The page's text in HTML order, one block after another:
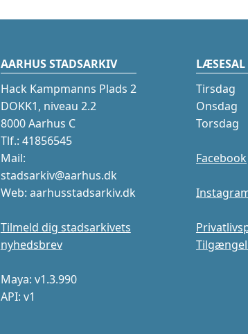
AARHUS STADSARKIV
Hack Kampmanns Plads 2
DOKK1, niveau 2.2
8000 Aarhus C
Tlf.: 41856545
Mail:
stadsarkiv@aarhus.dk
Web: aarhusstadsarkiv.dk
Tilmeld dig stadsarkivets
nyhedsbrev
Maya: v1.3.990
API: v1
LÆSESAL
Tirsdag
Onsdag
Torsdag
Facebook